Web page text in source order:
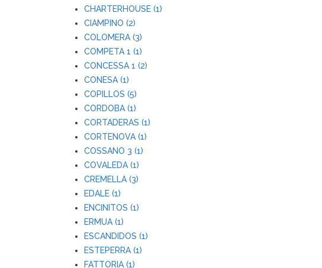
CHARTERHOUSE (1)
CIAMPINO (2)
COLOMERA (3)
COMPETA 1 (1)
CONCESSA 1 (2)
CONESA (1)
COPILLOS (5)
CORDOBA (1)
CORTADERAS (1)
CORTENOVA (1)
COSSANO 3 (1)
COVALEDA (1)
CREMELLA (3)
EDALE (1)
ENCINITOS (1)
ERMUA (1)
ESCANDIDOS (1)
ESTEPERRA (1)
FATTORIA (1)